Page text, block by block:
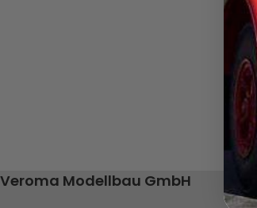
Veroma Modellbau GmbH